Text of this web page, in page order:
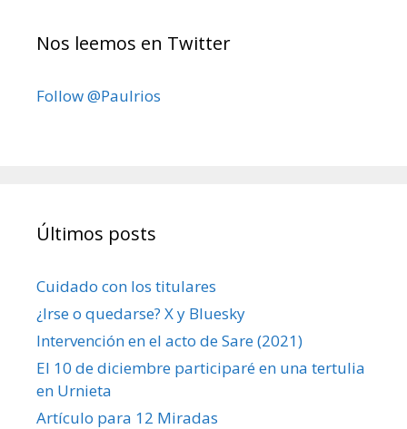
Nos leemos en Twitter
Follow @Paulrios
Últimos posts
Cuidado con los titulares
¿Irse o quedarse? X y Bluesky
Intervención en el acto de Sare (2021)
El 10 de diciembre participaré en una tertulia
en Urnieta
Artículo para 12 Miradas